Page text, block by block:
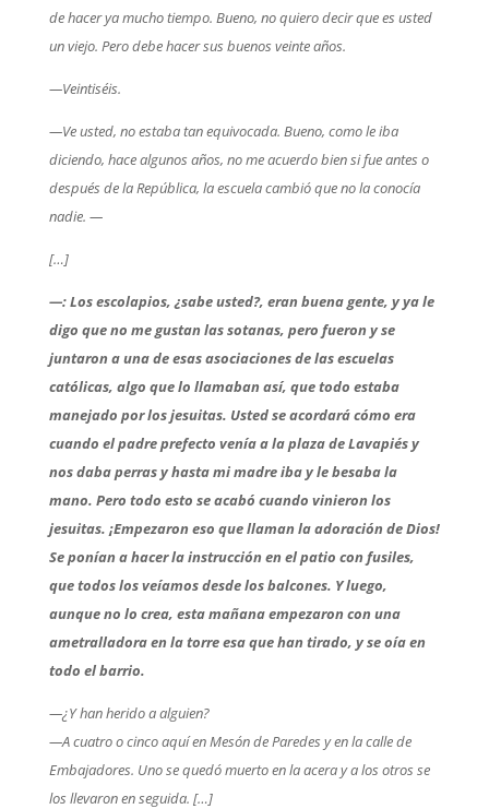
de hacer ya mucho tiempo. Bueno, no quiero decir que es usted
un viejo. Pero debe hacer sus buenos veinte años.
—Veintiséis.
—Ve usted, no estaba tan equivocada. Bueno, como le iba
diciendo, hace algunos años, no me acuerdo bien si fue antes o
después de la República, la escuela cambió que no la conocía
nadie. —
[…]
—: Los escolapios, ¿sabe usted?, eran buena gente, y ya le
digo que no me gustan las sotanas, pero fueron y se
juntaron a una de esas asociaciones de las escuelas
católicas, algo que lo llamaban así, que todo estaba
manejado por los jesuitas. Usted se acordará cómo era
cuando el padre prefecto venía a la plaza de Lavapiés y
nos daba perras y hasta mi madre iba y le besaba la
mano. Pero todo esto se acabó cuando vinieron los
jesuitas. ¡Empezaron eso que llaman la adoración de Dios!
Se ponían a hacer la instrucción en el patio con fusiles,
que todos los veíamos desde los balcones. Y luego,
aunque no lo crea, esta mañana empezaron con una
ametralladora en la torre esa que han tirado, y se oía en
todo el barrio.
—¿Y han herido a alguien?
—A cuatro o cinco aquí en Mesón de Paredes y en la calle de
Embajadores. Uno se quedó muerto en la acera y a los otros se
los llevaron en seguida. […]